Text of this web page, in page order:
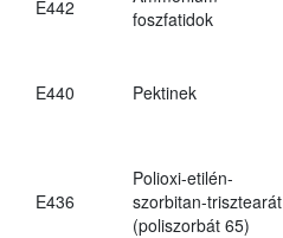
E442
foszfatidok
E440 Pektinek
E436
Polioxi-etilén-
szorbitan-trisztearát
(poliszorbát 65)